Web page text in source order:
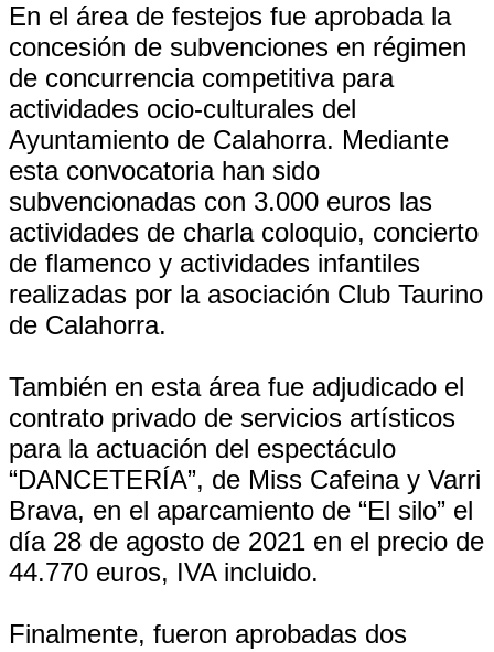
En el área de festejos fue aprobada la
concesión de subvenciones en régimen
de concurrencia competitiva para
actividades ocio-culturales del
Ayuntamiento de Calahorra. Mediante
esta convocatoria han sido
subvencionadas con 3.000 euros las
actividades de charla coloquio, concierto
de flamenco y actividades infantiles
realizadas por la asociación Club Taurino
de Calahorra.
También en esta área fue adjudicado el
contrato privado de servicios artísticos
para la actuación del espectáculo
“DANCETERÍA”, de Miss Cafeina y Varri
Brava, en el aparcamiento de “El silo” el
día 28 de agosto de 2021 en el precio de
44.770 euros, IVA incluido.
Finalmente, fueron aprobadas dos